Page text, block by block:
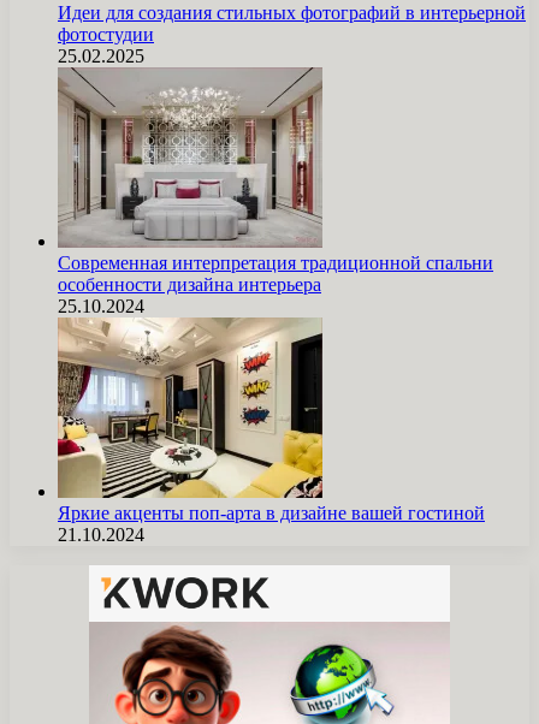
Идеи для создания стильных фотографий в интерьерной
фотостудии
25.02.2025
Современная интерпретация традиционной спальни
особенности дизайна интерьера
25.10.2024
Яркие акценты поп-арта в дизайне вашей гостиной
21.10.2024